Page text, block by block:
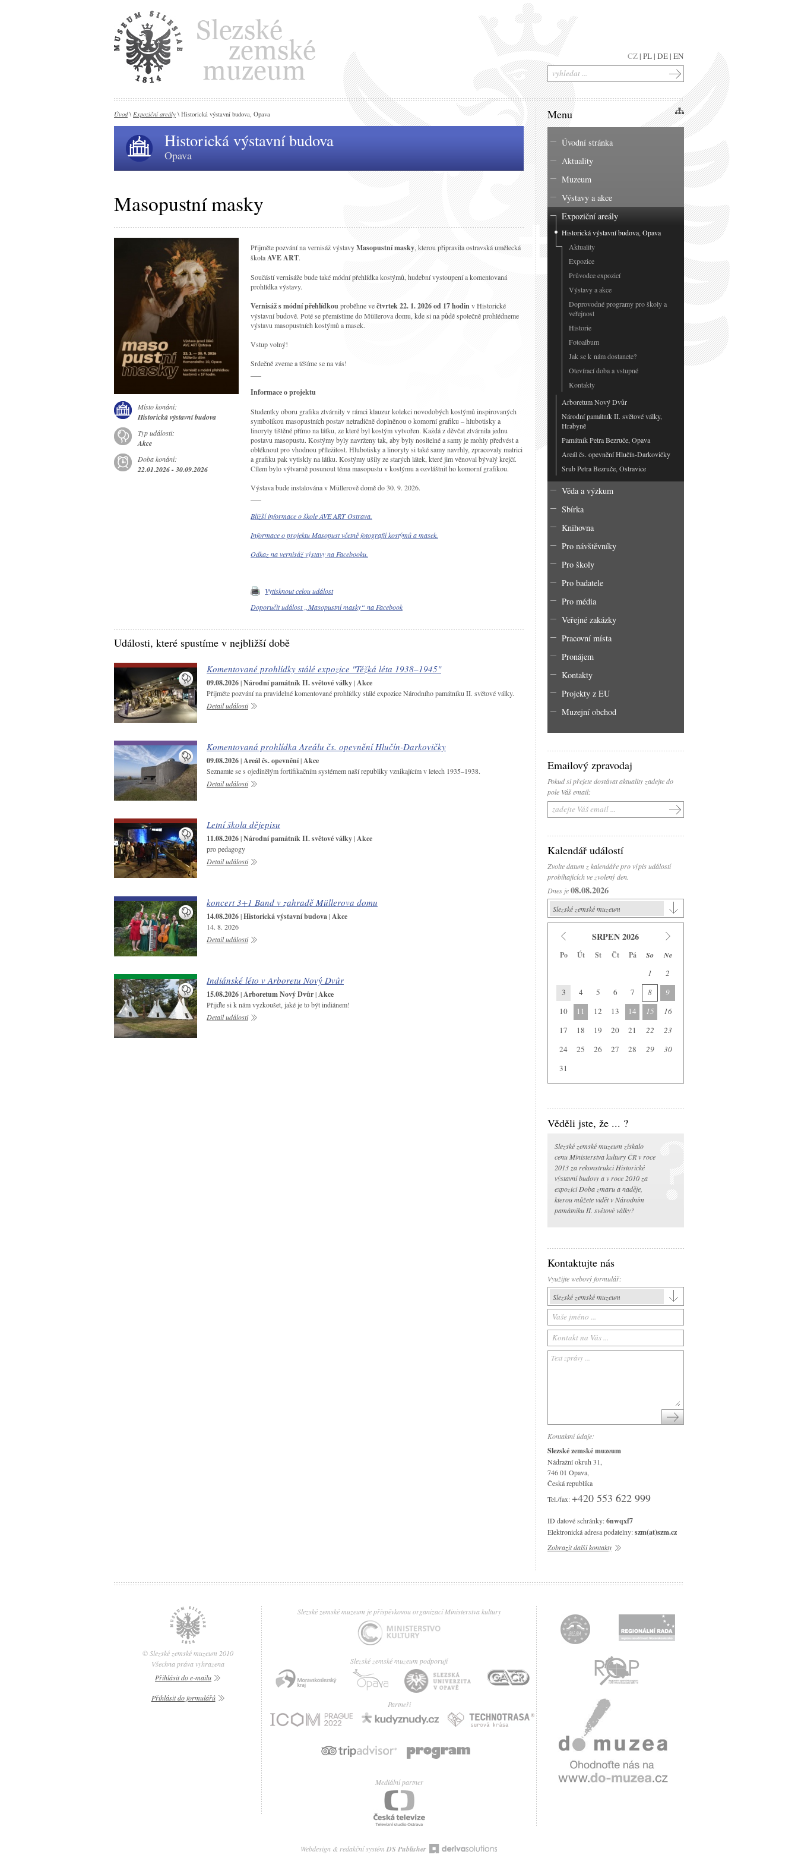
Úvod\ Expoziční areály \ Historická výstavní budova, Opava
Historická výstavní budova
Opava
Masopustní masky
Místo konání:
Historická výstavní budova
Typ události:
Akce
Doba konání:
22.01.2026 - 30.09.2026
Přijměte pozvání na vernisáž výstavyMasopustní masky, kterou připravila ostravská umělecká
školaAVE ART.
Součástí vernisáže bude také módní přehlídka kostýmů, hudební vystoupení a komentovaná
prohlídka výstavy.
Vernisáž s módní přehlídkouproběhne večtvrtek 22. 1. 2026 od 17 hodinv Historické
výstavní budově. Poté se přemístíme do Müllerova domu, kde si na půdě společně prohlédneme
výstavu masopustních kostýmů a masek.
Vstup volný!
Srdečně zveme a těšíme se na vás!
Informace o projektu
Studentky oboru grafika ztvárnily v rámci klauzur kolekci novodobých kostýmů inspirovaných
symbolikou masopustních postav netradičně doplněnou o komorní grafiku – hlubotisky a
linoryty tištěné přímo na látku, ze které byl kostým vytvořen. Každá z děvčat ztvárnila jednu
postavu masopustu. Kostýmy byly navrženy tak, aby byly nositelné a samy je mohly předvést a
obléknout pro vhodnou příležitost. Hlubotisky a linoryty si také samy navrhly, zpracovaly matrici
a grafiku pak vytiskly na látku. Kostýmy ušily ze starých látek, které jim věnoval bývalý krejčí.
Cílem bylo výtvarně posunout téma masopustu v kostýmu a ozvláštnit ho komorní grafikou.
Výstava bude instalována v Müllerově domě do 30. 9. 2026.
Bližší informace o škole AVE ART Ostrava.
Informace o projektu Masopust včetně fotografií kostýmů a masek.
Odkaz na vernisáž výstavy na Facebooku.
Vytisknout celou událost
Doporučit událost „Masopustní masky“ na Facebook
Události, které spustíme v nejbližší době
Komentované prohlídky stálé expozice "Těžká léta 1938–1945"
09.08.2026|Národní památník II. světové války|Akce
Přijměte pozvání na pravidelné komentované prohlídky stálé expozice Národního památníku II. světové války.
Detail události
Komentovaná prohlídka Areálu čs. opevnění Hlučín-Darkovičky
09.08.2026|Areál čs. opevnění|Akce
Seznamte se s ojedinělým fortifikačním systémem naší republiky vznikajícím v letech 1935–1938.
Detail události
Letní škola dějepisu
11.08.2026|Národní památník II. světové války|Akce
pro pedagogy
Detail události
koncert 3+1 Band v zahradě Müllerova domu
14.08.2026|Historická výstavní budova|Akce
14. 8. 2026
Detail události
Indiánské léto v Arboretu Nový Dvůr
15.08.2026|Arboretum Nový Dvůr|Akce
Přijďte si k nám vyzkoušet, jaké je to být indiánem!
Detail události
Menu
Úvodní stránka
Aktuality
Muzeum
Výstavy a akce
Expoziční areály
Historická výstavní budova, Opava
Aktuality
Expozice
Průvodce expozicí
Výstavy a akce
Doprovodné programy pro školy a
veřejnost
Historie
Fotoalbum
Jak se k nám dostanete?
Otevírací doba a vstupné
Kontakty
Arboretum Nový Dvůr
Národní památník II. světové války,
Hrabyně
Památník Petra Bezruče, Opava
Areál čs. opevnění Hlučín-Darkovičky
Srub Petra Bezruče, Ostravice
Věda a výzkum
Sbírka
Knihovna
Pro návštěvníky
Pro školy
Pro badatele
Pro média
Veřejné zakázky
Pracovní místa
Pronájem
Kontakty
Projekty z EU
Muzejní obchod
Emailový zpravodaj
Pokud si přejete dostávat aktuality zadejte do
pole Váš email:
Kalendář událostí
Zvolte datum z kalendáře pro výpis událostí
probíhajících ve zvolený den.
Dnes je08.08.2026
Slezské zemské muzeum
Slezské zemské muzeum
Historická výstavní budova
Arboretum Nový Dvůr
Národní památník II. světové války
Památník Petra Bezruče
Areál čs. opevnění
SRPEN 2026
Po Út St Čt Pá So Ne
1
2
3
4 5 6 7 8
9
10
11 12 13 14 15
16
17
18 19 20 21 22
23
24
25 26 27 28 29
30
31
Věděli jste, že ... ?
Slezské zemské muzeum získalo
cenu Ministerstva kultury ČR v roce
2013 za rekonstrukci Historické
výstavní budovy a v roce 2010 za
expozici Doba zmaru a naděje,
kterou můžete vidět v Národním
památníku II. světové války?
Kontaktujte nás
Využijte webový formulář:
Slezské zemské muzeum
Slezské zemské muzeum
Historická výstavní budova
Arboretum Nový Dvůr
Národní památník II. světové války
Kontaktní údaje:
Slezské zemské muzeum
Nádražní okruh 31,
746 01 Opava,
Česká republika
Tel./fax:+420 553 622 999
ID datové schránky:6nwqxf7
Elektronická adresa podatelny:szm(at)szm.cz
Zobrazit další kontakty
CZ | PL | DE | EN
Slezské zemské muzeum je příspěvkovou organizací Ministerstva kultury
Slezské zemské muzeum podporují
Partneři
Mediální partner
© Slezské zemské muzeum 2010
Všechna práva vyhrazena
Přihlásit do e-mailu
Přihlásit do formulářů
Webdesign & redakční systém DS Publisher